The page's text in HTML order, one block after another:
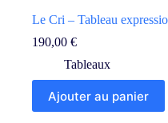
Le Cri – Tableau
190,00 €
Tableaux
Ajouter au panier